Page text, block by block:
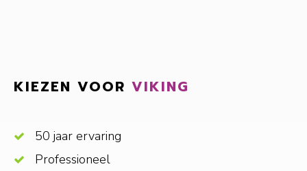
KIEZEN VOOR VIKING
50 jaar ervaring
Professioneel